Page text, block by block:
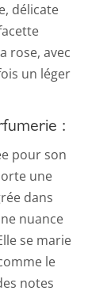
délicate
rose, avec
un léger
:
pour son
une
dans
nuance
se marie
le
notes